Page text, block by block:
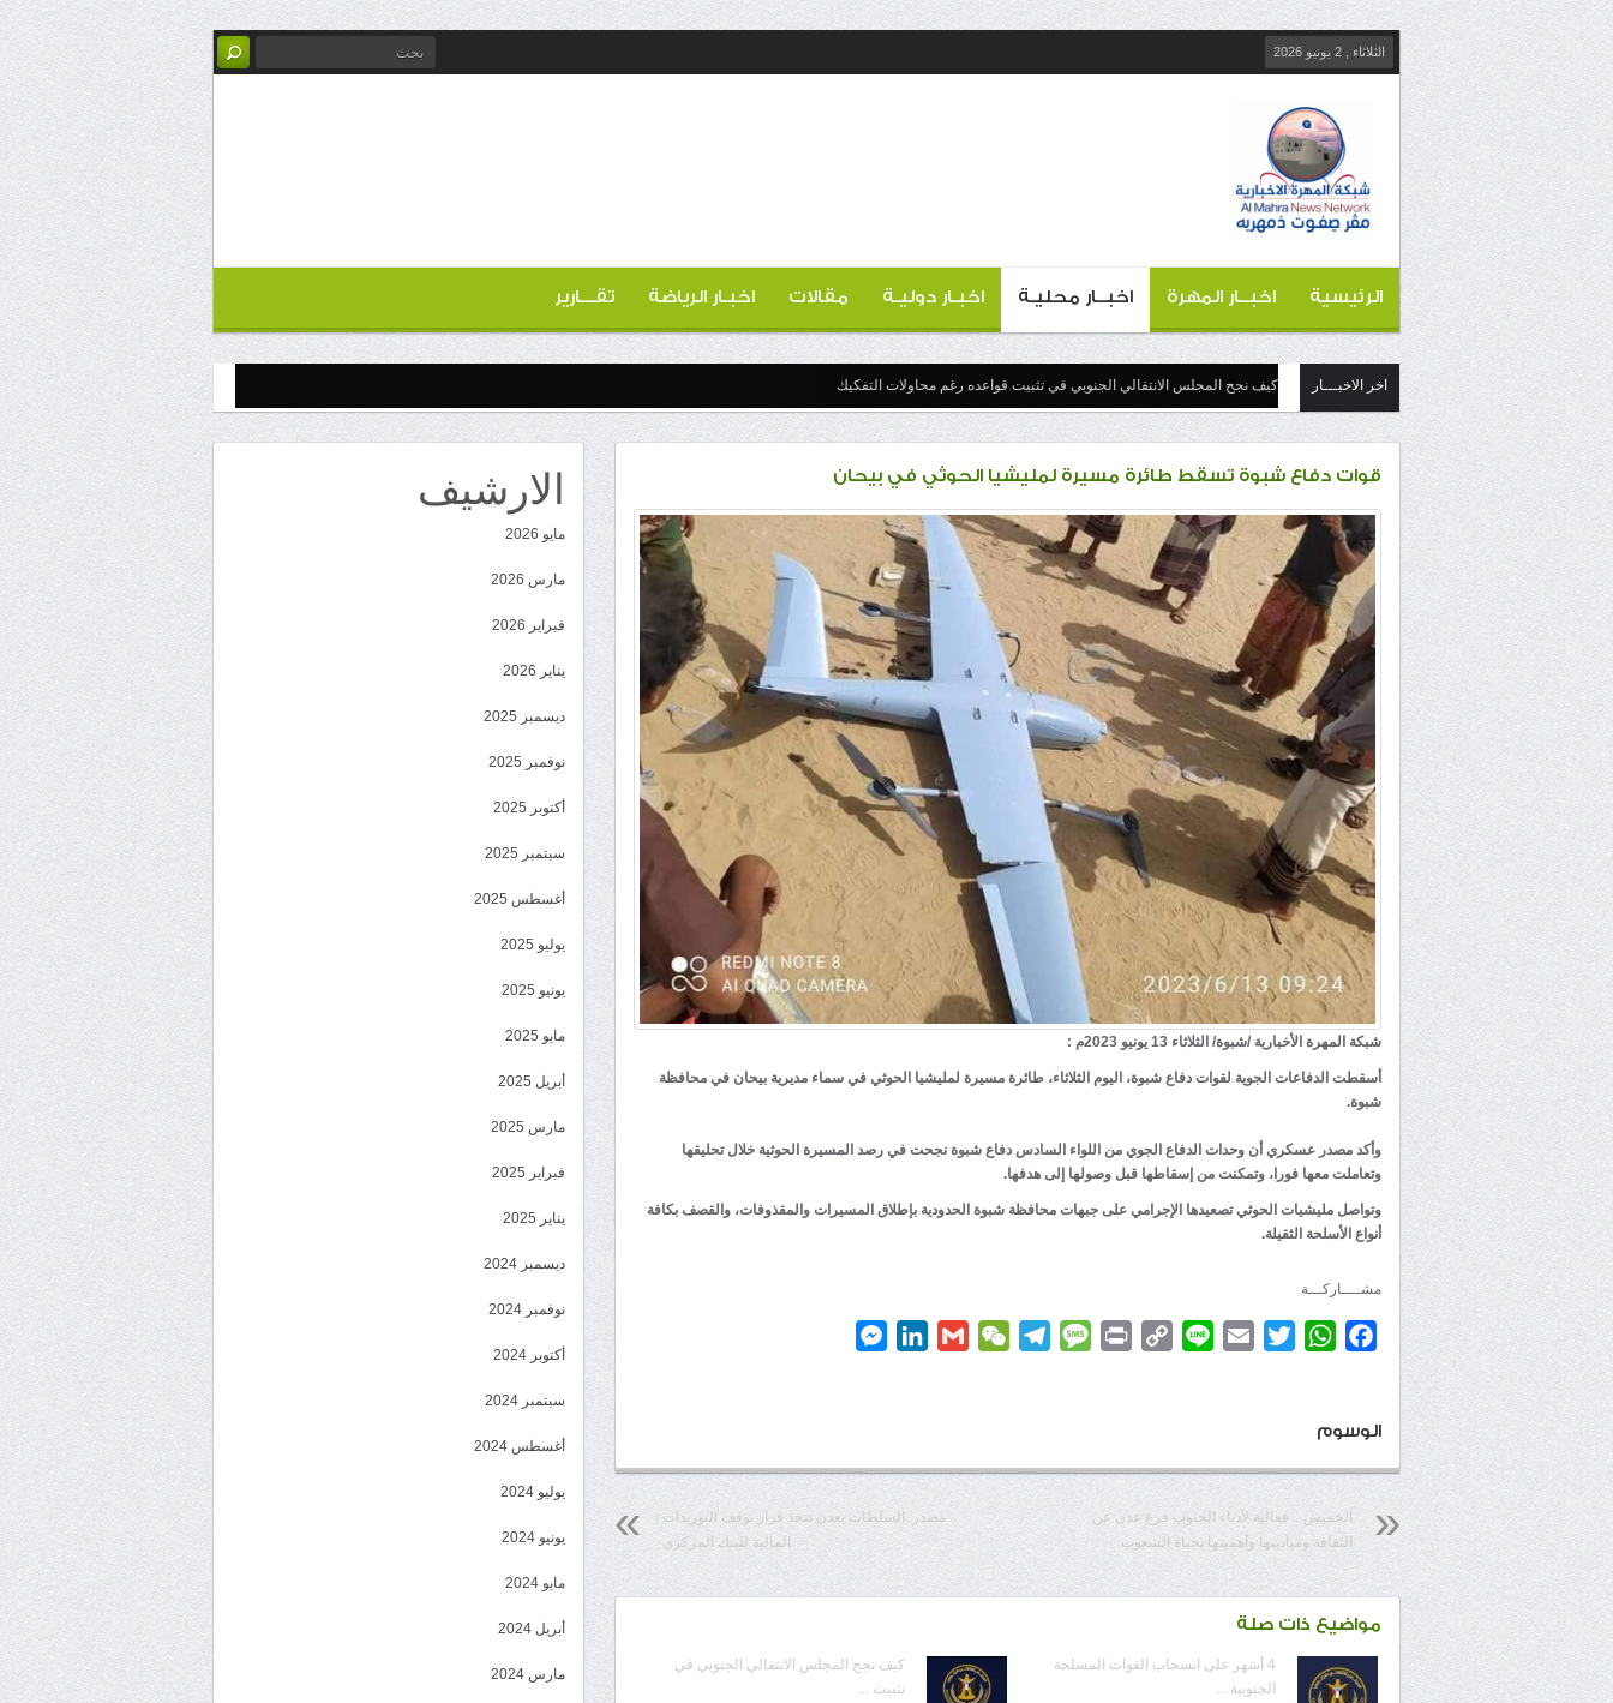
الثلاثاء , 2 يونيو 2026
الرئيسية اخبــار المهرة اخبــار محليـة اخبـار دوليـة مقالات اخبـار الرياضة تقـــارير
اخر الاخبـــار كيف نجح المجلس الانتقالي الجنوبي في تثبيت قواعده رغم محاولات التفكيك
قوات دفاع شبوة تسقط طائرة مسيرة لمليشيا الحوثي في بيحان
شبكة المهرة الأخبارية /شبوة/ الثلاثاء 13 يونيو 2023م :
أسقطت الدفاعات الجوية لقوات دفاع شبوة، اليوم الثلاثاء، طائرة مسيرة لمليشيا الحوثي في سماء مديرية بيحان في محافظة
شبوة.
وأكد مصدر عسكري أن وحدات الدفاع الجوي من اللواء السادس دفاع شبوة نجحت في رصد المسيرة الحوثية خلال تحليقها
وتعاملت معها فورا، وتمكنت من إسقاطها قبل وصولها إلى هدفها.
وتواصل مليشيات الحوثي تصعيدها الإجرامي على جبهات محافظة شبوة الحدودية بإطلاق المسيرات والمقذوفات، والقصف بكافة
أنواع الأسلحة الثقيلة.
مشــــاركـــة
Facebook
WhatsApp
Twitter
Email
Line
Copy
Print
Message
Telegram
WeChat
Gmail
LinkedIn
الوسوم
مصدر: السلطات بعدن تتخذ قرار بوقف التوريدات
المالية للبنك المركزي
الخميس .. فعالية لأدباء الجنوب فرع عدن عن
الثقافة وميادينها وأهميتها بحياة الشعوب
مواضيع ذات صلة
4 أشهر على انسحاب القوات المسلحة
الجنوبية ...
كيف نجح المجلس الانتقالي الجنوبي في
تثبيت ...
الارشيف
مايو 2026
مارس 2026
فبراير 2026
يناير 2026
ديسمبر 2025
نوفمبر 2025
أكتوبر 2025
سبتمبر 2025
أغسطس 2025
يوليو 2025
يونيو 2025
مايو 2025
أبريل 2025
مارس 2025
فبراير 2025
يناير 2025
ديسمبر 2024
نوفمبر 2024
أكتوبر 2024
سبتمبر 2024
أغسطس 2024
يوليو 2024
يونيو 2024
مايو 2024
أبريل 2024
مارس 2024